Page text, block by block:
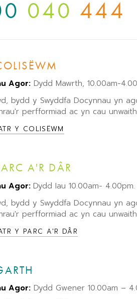
040 444
Agor: Dydd Mawrth, 10.00am-
bydd y Swyddfa Docynnau yn
perfformiad ac yn cau
Y COLISËWM
A'R DÂR
Agor: Dydd Iau 10.00am- 4.00pm.
bydd y Swyddfa Docynnau yn
perfformiad ac yn cau
Y PARC A'R DÂR
Agor: Dydd Gwener 10.00am –